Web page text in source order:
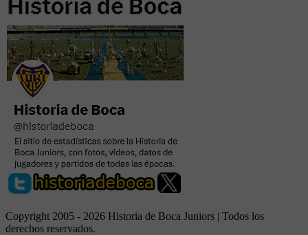
Copyright 2005 - 2026 Historia de Boca Juniors | Todos los
derechos reservados.